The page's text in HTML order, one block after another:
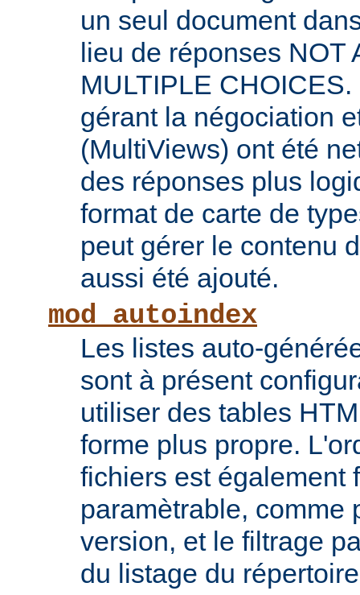
un seul document
lieu de réponses NOT
MULTIPLE
gérant la négociation
(MultiViews) ont été
des réponses plus
format de carte de
peut gérer le contenu
aussi été ajouté.
mod_autoindex
Les listes auto-
sont à présent
utiliser des tables
forme plus propre.
fichiers est également
paramètrable, comme
version, et le filtrage
du listage du